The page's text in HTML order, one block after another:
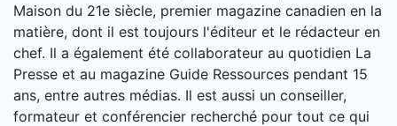
Maison du 21e siècle, premier magazine canadien en la
matière, dont il est toujours l'éditeur et le rédacteur en
chef. Il a également été collaborateur au quotidien La
Presse et au magazine Guide Ressources pendant 15
ans, entre autres médias. Il est aussi un conseiller,
formateur et conférencier recherché pour tout ce qui